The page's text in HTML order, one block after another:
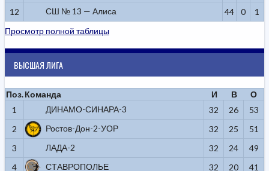
12
СШ № 13 — Алиса 44 0
1
Просмотр полной таблицы
ВЫСШАЯ ЛИГА
Поз.Команда И В
О
1
ДИНАМО-СИНАРА-3 32 26
53
2
Ростов-Дон-2-УОР 32 25
51
3
ЛАДА-2 32 24
49
4
СТАВРОПОЛЬЕ 32 20 41